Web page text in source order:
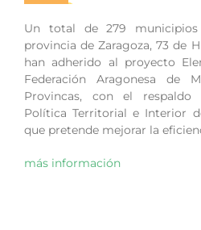
Un total de 279
provincia de Zaragoza, 73 de
han adherido al proyecto
Federación Aragonesa de
Provincas, con el
Política Territorial e Interior
que pretende mejorar la
más información